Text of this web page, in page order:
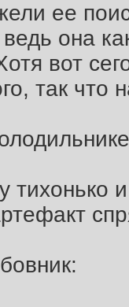
ее
она
вот
так что
тихонько